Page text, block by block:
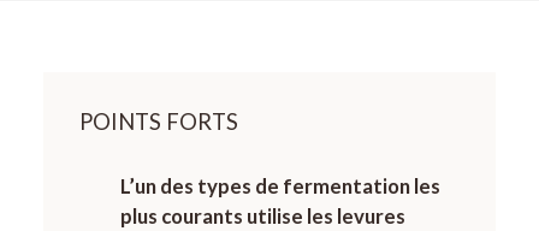
POINTS FORTS
L’un des types de fermentation les
plus courants utilise les levures